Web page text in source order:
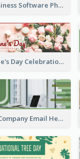
Blue Business Software Photo Email Header
Valentine's Day Celebration Email Header
Formal Company Email Header In Green Colour Tone